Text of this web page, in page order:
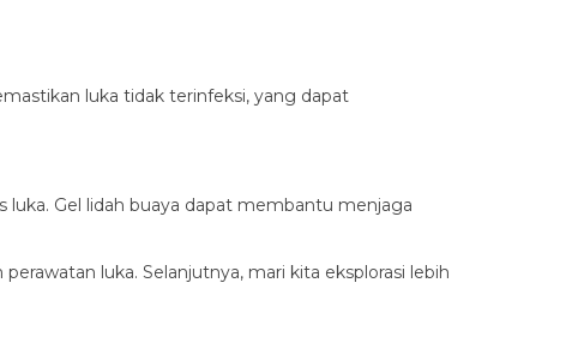
luka tidak terinfeksi, yang dapat
Gel lidah buaya dapat membantu menjaga
luka. Selanjutnya, mari kita eksplorasi lebih